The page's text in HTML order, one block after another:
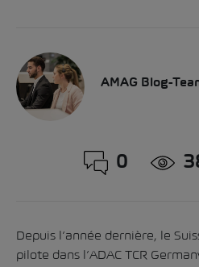
AMAG Blog-
0
Depuis l’année dernière, le
pilote dans l’ADAC TCR